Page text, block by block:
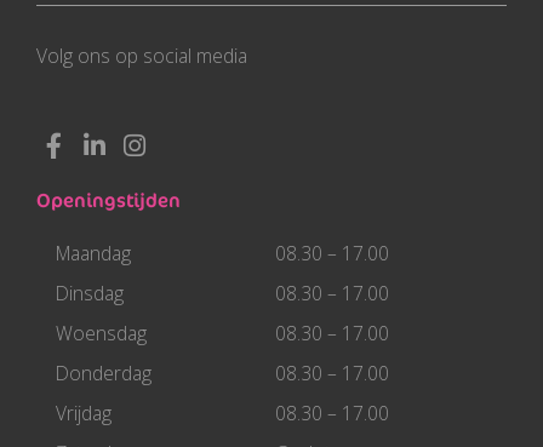
Openingstijden
Maandag
08.30 – 17.00
Dinsdag
08.30 – 17.00
Woensdag
08.30 – 17.00
Donderdag
08.30 – 17.00
Vrijdag
08.30 – 17.00
Volg ons op social media
F
a
c
e
b
o
o
k
-
f
L
i
n
k
e
d
i
-
i
I
n
s
t
m